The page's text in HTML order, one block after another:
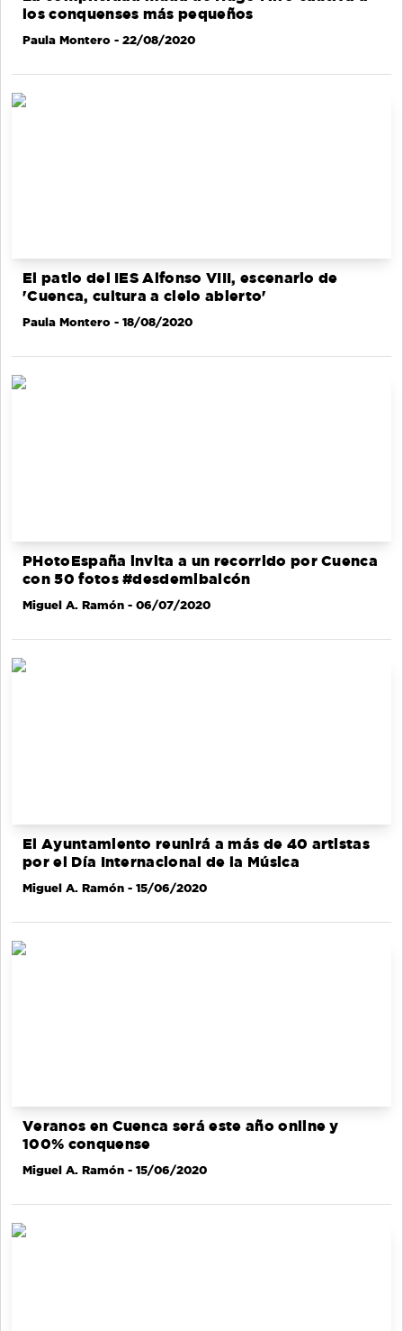
los conquenses más pequeños
Paula Montero - 22/08/2020
El patio del IES Alfonso VIII, escenario de
'Cuenca, cultura a cielo abierto'
Paula Montero - 18/08/2020
PHotoEspaña invita a un recorrido por Cuenca
con 50 fotos #desdemibalcón
Miguel A. Ramón - 06/07/2020
El Ayuntamiento reunirá a más de 40 artistas
por el Día Internacional de la Música
Miguel A. Ramón - 15/06/2020
Veranos en Cuenca será este año online y
100% conquense
Miguel A. Ramón - 15/06/2020